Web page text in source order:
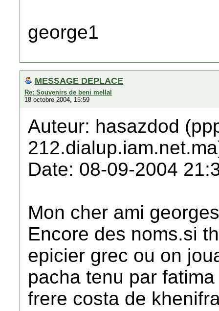
george1
MESSAGE DEPLACE
Re: Souvenirs de beni mellal
18 octobre 2004, 15:59
Auteur: hasazdod
Date: 08-09-2004
Mon cher ami
Encore des noms.si
epicier grec ou on
pacha tenu par
frere costa de